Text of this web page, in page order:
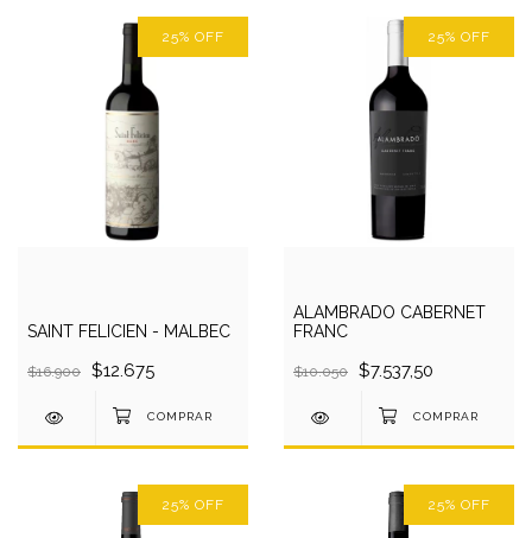
25% OFF
SAINT FELICIEN - MALBEC
$16.900 $12.675
25% OFF
ALAMBRADO CABERNET
FRANC
$10.050 $7.537,50
25% OFF 25% OFF